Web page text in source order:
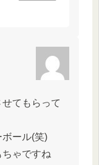
てもらって
ール(笑)
ゃですね